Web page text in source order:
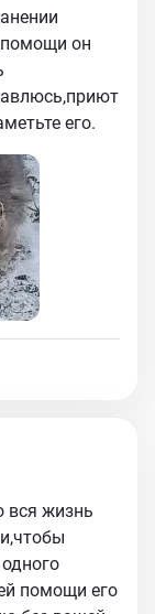
помощи он
его.
вся жизнь
помощи его